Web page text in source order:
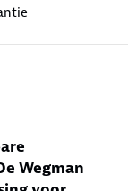
Wegman